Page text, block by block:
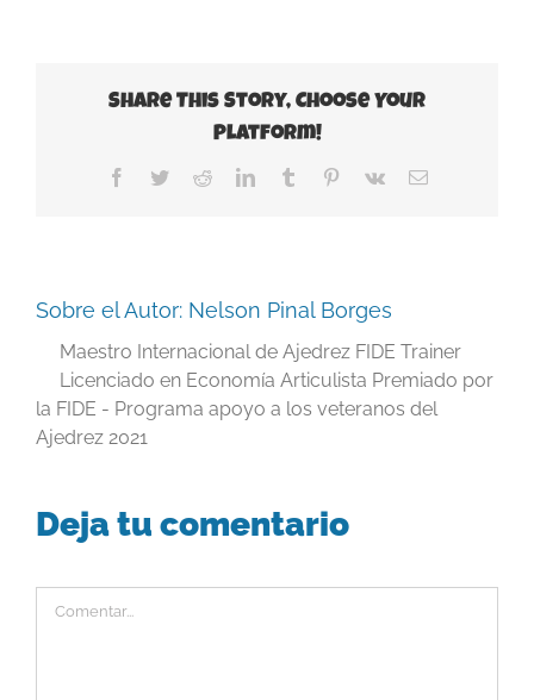
Share This Story, Choose Your
Platform!
Facebook
TwitterRedditLinkedInTumblr Pinterest
Vk
Correo
Sobre el Autor: Nelson Pinal Borges
Maestro Internacional de Ajedrez FIDE Trainer
Licenciado en Economía Articulista Premiado por
la FIDE - Programa apoyo a los veteranos del
Ajedrez 2021
Deja tu comentario